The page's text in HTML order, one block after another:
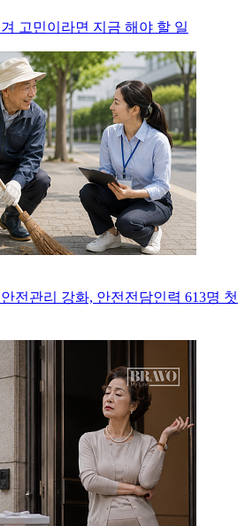
고민이라면 지금 해야 할 일
전관리 강화, 안전전담인력 613명 첫